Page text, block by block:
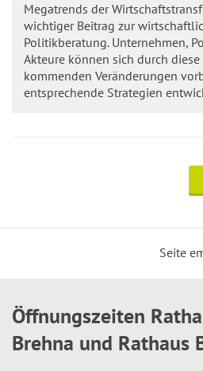
Megatrends der
wichtiger Beitrag zur
Politikberatung. Unternehmen,
Akteure können sich durch
kommenden Veränderungen
entsprechende Strategien
Seite
Öffnungszeiten
Brehna und Rathaus